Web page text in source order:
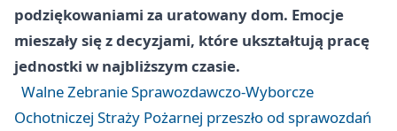
podziękowaniami za uratowany dom. Emocje
mieszały się z decyzjami, które ukształtują pracę
jednostki w najbliższym czasie.
Walne Zebranie Sprawozdawczo-Wyborcze
Ochotniczej Straży Pożarnej przeszło od sprawozdań